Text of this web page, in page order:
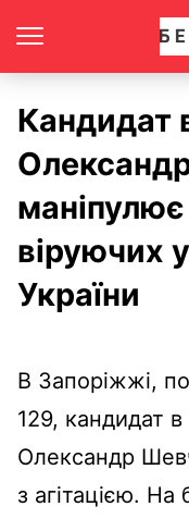
Кандидат
маніпулює
віруючих
України
В Запоріжжі,
129, кандидат
Олександр
з агітацією. На